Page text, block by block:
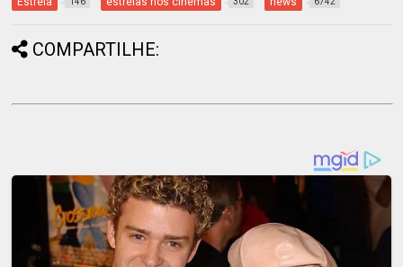
COMPARTILHE: